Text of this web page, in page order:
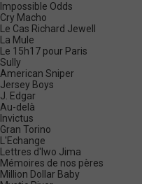
Impossible Odds
Cry Macho
Le Cas Richard Jewell
La Mule
Le 15h17 pour Paris
Sully
American Sniper
Jersey Boys
J. Edgar
Au-delà
Invictus
Gran Torino
L'Echange
Lettres d'Iwo Jima
Mémoires de nos pères
Million Dollar Baby